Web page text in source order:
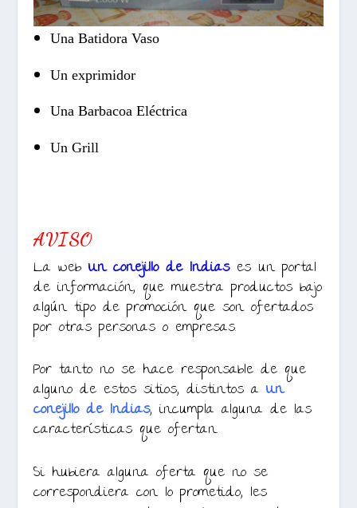
Una Batidora Vaso
Un exprimidor
Una Barbacoa Eléctrica
Un Grill
AVISO
La webUn conejillo de Indias es un portal
de información, que muestra productos bajo
algún tipo de promoción que son ofertados
por otras personas o empresas.
Por tanto no se hace responsable de que
alguno de estos sitios, distintos aUn
conejillo de Indias, incumpla alguna de las
características que ofertan.
Si hubiera alguna oferta que no se
correspondiera con lo prometido, les